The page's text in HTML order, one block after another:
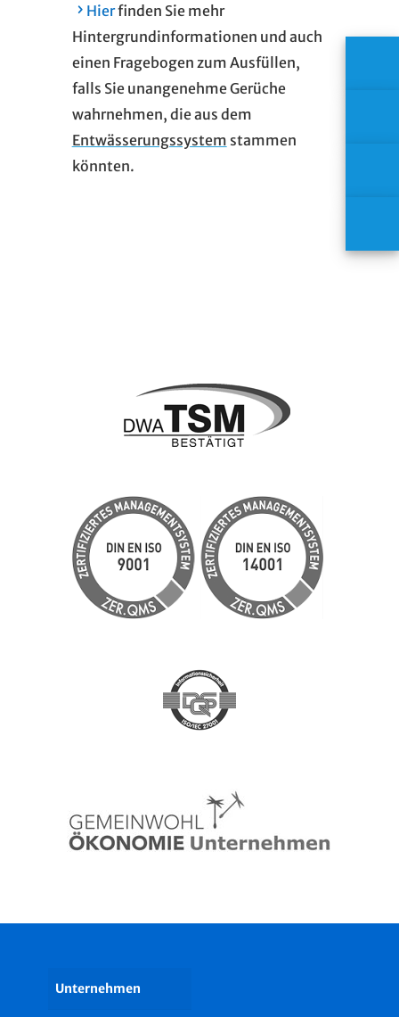
Hierfinden Sie mehr
Hintergrundinformationen und auch
einen Fragebogen zum Ausfüllen,
falls Sie unangenehme Gerüche
wahrnehmen, die aus dem
Entwässerungssystem stammen
könnten.
Unternehmen